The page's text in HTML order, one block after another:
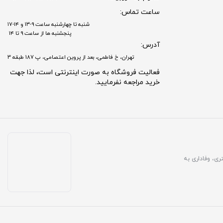
ساعت تماس:
شنبه تا چهارشنبه ساعت ۹-۱۳ و ۱۴-۱۷
پنجشنبه ها از ساعت ۹ تا ۱۴
آدرس:
تهران، خ فاطمی، بعد از پروین اعتصامی، پ 187 طبقه 3
فعالیت فروشگاه به صورت اینترنتی است، لذا جهت
خرید مراجعه نفرمایید.
وفاداری به